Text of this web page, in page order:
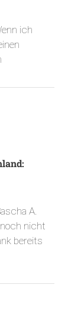
ich
A.
nicht
bereits